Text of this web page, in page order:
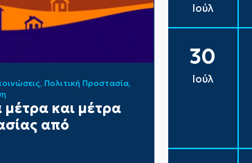
Πολιτική Προστασία
και μέτρα
από
Ιούλ
30
Ιούλ